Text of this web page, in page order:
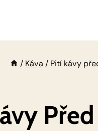
/ Káva / Pití kávy